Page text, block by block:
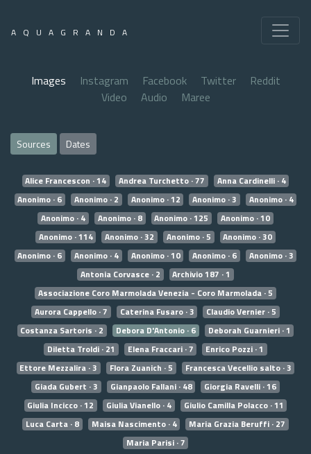
AQUAGRANDA
Images Instagram Facebook Twitter
Reddit
Video
Audio Maree
Sources Dates
Alice Francescon · 14 Andrea Turchetto · 77
Anna Cardinelli · 4
Anonimo · 6
Anonimo · 2 Anonimo · 12 Anonimo · 3
Anonimo · 4
Anonimo · 4
Anonimo · 8 Anonimo · 125
Anonimo · 10
Anonimo · 114
Anonimo · 32 Anonimo · 5
Anonimo · 30
Anonimo · 6
Anonimo · 4 Anonimo · 10 Anonimo · 6
Anonimo · 3
Antonia Corvasce · 2
Archivio 187 · 1
Associazione Coro Marmolada Venezia - Coro Marmolada · 5
Aurora Cappello · 7
Caterina Fusaro · 3
Claudio Vernier · 5
Costanza Sartoris · 2
Debora D'Antonio · 6
Deborah Guarnieri · 1
Diletta Troldi · 21
Elena Fraccari · 7
Enrico Pozzi · 1
Ettore Mezzalira · 3
Flora Zuanich · 5
Francesca Vecellio salto · 3
Giada Gubert · 3
Gianpaolo Fallani · 48
Giorgia Ravelli · 16
Giulia Incicco · 12
Giulia Vianello · 4
Giulio Camilla Polacco · 11
Luca Carta · 8
Maisa Nascimento · 4
Maria Grazia Beruffi · 27
Maria Parisi · 7